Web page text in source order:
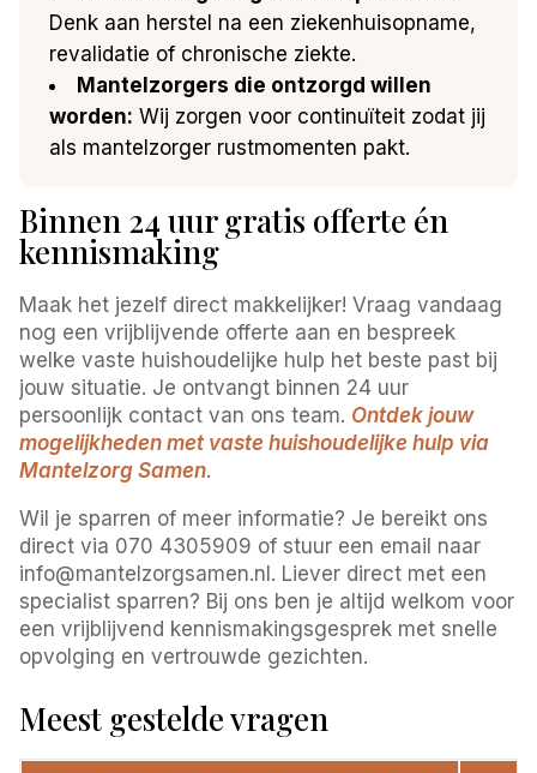
Denk aan herstel na een ziekenhuisopname,
revalidatie of chronische ziekte.
Mantelzorgers die ontzorgd willen
worden: Wij zorgen voor continuïteit zodat jij
als mantelzorger rustmomenten pakt.
Binnen 24 uur gratis offerte én
kennismaking
Maak het jezelf direct makkelijker! Vraag vandaag
nog een vrijblijvende offerte aan en bespreek
welke vaste huishoudelijke hulp het beste past bij
jouw situatie. Je ontvangt binnen 24 uur
persoonlijk contact van ons team. Ontdek jouw
mogelijkheden met vaste huishoudelijke hulp via
Mantelzorg Samen.
Wil je sparren of meer informatie? Je bereikt ons
direct via 070 4305909 of stuur een email naar
info@mantelzorgsamen.nl. Liever direct met een
specialist sparren? Bij ons ben je altijd welkom voor
een vrijblijvend kennismakingsgesprek met snelle
opvolging en vertrouwde gezichten.
Meest gestelde vragen